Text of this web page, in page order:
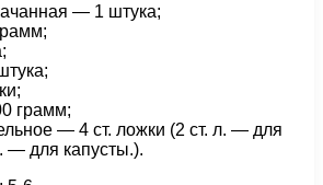
— 1 штука;
грамм;
— 4 ст. ложки (2 ст. л. — для
— для капусты.).